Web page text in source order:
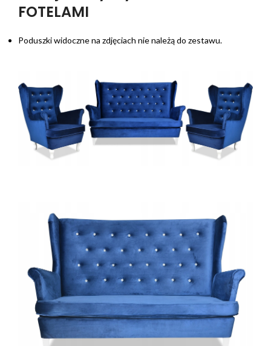
FOTELAMI
Poduszki widoczne na zdjęciach nie należą do zestawu.